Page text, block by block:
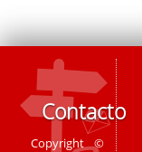
Contacto
Copyright ©